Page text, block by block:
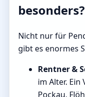
besonders?
Nicht nur für
gibt es enormes
Rentner &
im Alter.
Pockau,